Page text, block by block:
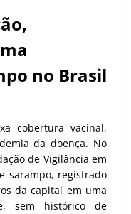
no Brasil
cobertura vacinal,
da doença. No
de Vigilância em
sarampo, registrado
da capital em uma
sem histórico de